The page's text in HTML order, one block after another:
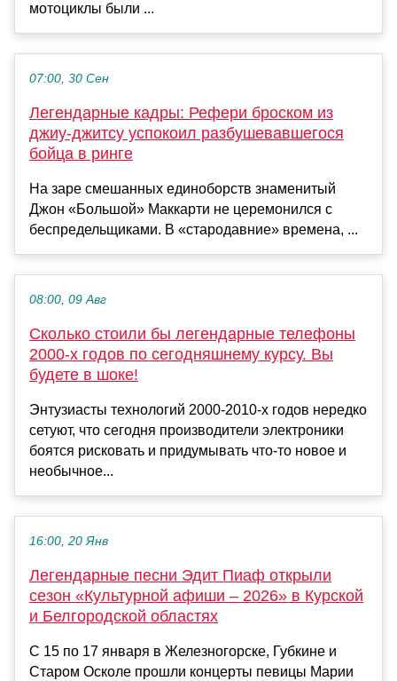
мотоциклы были ...
07:00, 30 Сен
Легендарные кадры: Рефери броском из
джиу-джитсу успокоил разбушевавшегося
бойца в ринге
На заре смешанных единоборств знаменитый
Джон «Большой» Маккарти не церемонился с
беспредельщиками. В «стародавние» времена, ...
08:00, 09 Авг
Сколько стоили бы легендарные телефоны
2000-х годов по сегодняшнему курсу. Вы
будете в шоке!
Энтузиасты технологий 2000-2010-х годов нередко
сетуют, что сегодня производители электроники
боятся рисковать и придумывать что-то новое и
необычное...
16:00, 20 Янв
Легендарные песни Эдит Пиаф открыли
сезон «Культурной афиши – 2026» в Курской
и Белгородской областях
С 15 по 17 января в Железногорске, Губкине и
Старом Осколе прошли концерты певицы Марии